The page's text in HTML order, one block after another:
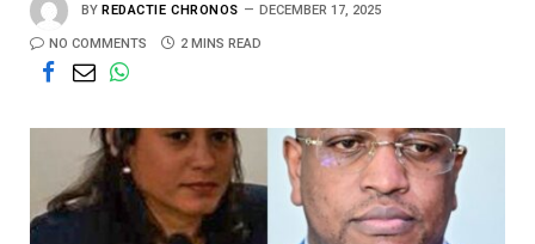
BY REDACTIE CHRONOS DECEMBER 17, 2025
NO COMMENTS 2 MINS READ